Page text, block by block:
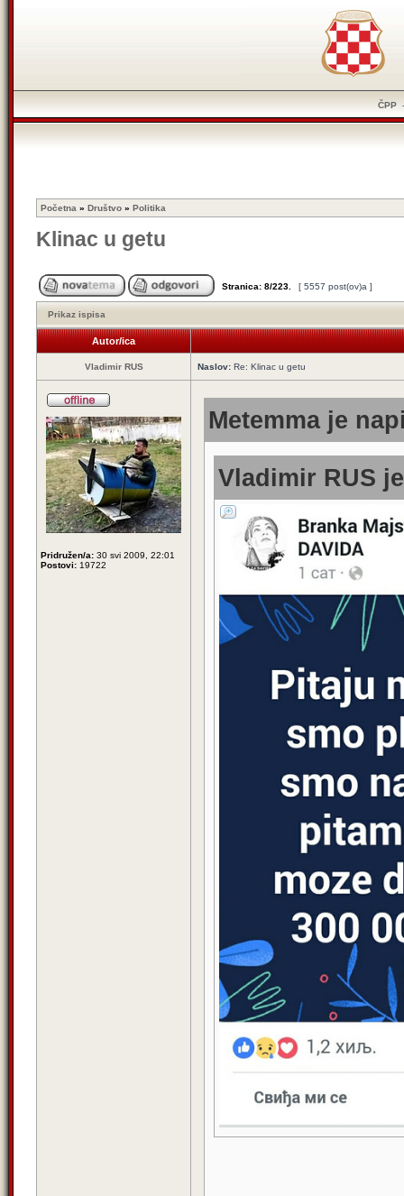
ČPP
Početna » Društvo » Politika
Klinac u getu
Stranica: 8/223 [ 5557 post(ov)a ]
Prikaz ispisa
Autor/ica
Vladimir RUS Naslov: Re: Klinac u getu
Pridružen/a: 30 svi 2009, 22:01
Postovi: 19722
Metemma je
Vladimir RUS